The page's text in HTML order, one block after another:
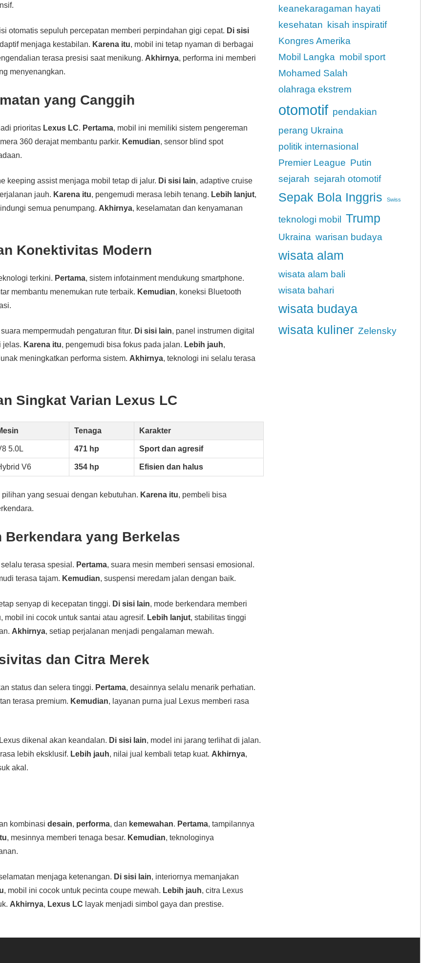
otomatis sepuluh percepatan memberi perpindahan gigi cepat. Di sisi
menjaga kestabilan. Karena itu, mobil ini tetap nyaman di berbagai
terasa presisi saat menikung. Akhirnya, performa ini memberi
menyenangkan.
yang Canggih
prioritas Lexus LC. Pertama, mobil ini memiliki sistem pengereman
360 derajat membantu parkir. Kemudian, sensor blind spot
keeping assist menjaga mobil tetap di jalur. Di sisi lain, adaptive cruise
jauh. Karena itu, pengemudi merasa lebih tenang. Lebih lanjut,
semua penumpang. Akhirnya, keselamatan dan kenyamanan
Konektivitas Modern
terkini. Pertama, sistem infotainment mendukung smartphone.
membantu menemukan rute terbaik. Kemudian, koneksi Bluetooth
mempermudah pengaturan fitur. Di sisi lain, panel instrumen digital
jelas. Karena itu, pengemudi bisa fokus pada jalan. Lebih jauh,
meningkatkan performa sistem. Akhirnya, teknologi ini selalu terasa
Singkat Varian Lexus LC
Tenaga Karakter
5.0L 471 hp Sport dan agresif
V6 354 hp Efisien dan halus
yang sesuai dengan kebutuhan. Karena itu, pembeli bisa
Berkendara yang Berkelas
selalu terasa spesial. Pertama, suara mesin memberi sensasi emosional.
terasa tajam. Kemudian, suspensi meredam jalan dengan baik.
senyap di kecepatan tinggi. Di sisi lain, mode berkendara memberi
, mobil ini cocok untuk santai atau agresif. Lebih lanjut, stabilitas tinggi
Akhirnya, setiap perjalanan menjadi pengalaman mewah.
dan Citra Merek
status dan selera tinggi. Pertama, desainnya selalu menarik perhatian.
terasa premium. Kemudian, layanan purna jual Lexus memberi rasa
dikenal akan keandalan. Di sisi lain, model ini jarang terlihat di jalan.
lebih eksklusif. Lebih jauh, nilai jual kembali tetap kuat. Akhirnya,
akal.
kombinasidesain, performa, dan kemewahan. Pertama, tampilannya
, mesinnya memberi tenaga besar. Kemudian, teknologinya
menjaga ketenangan. Di sisi lain, interiornya memanjakan
, mobil ini cocok untuk pecinta coupe mewah. Lebih jauh, citra Lexus
Akhirnya, Lexus LC layak menjadi simbol gaya dan prestise.
keanekaragaman hayati
kesehatan
kisah inspiratif
Kongres Amerika
Mobil Langka mobil sport
Mohamed Salah
olahraga ekstrem
otomotif pendakian
perang Ukraina
politik internasional
Premier League Putin
sejarah sejarah otomotif
Sepak Bola Inggris Swiss
teknologi mobil Trump
Ukraina warisan budaya
wisata alam
wisata alam bali
wisata bahari
wisata budaya
wisata kuliner Zelensky